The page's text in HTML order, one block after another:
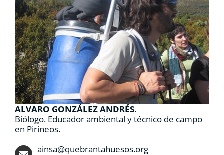
ALVARO GONZÁLEZ ANDRÉS.
Biólogo. Educador ambiental y técnico de campo
en Pirineos.
ainsa@quebrantahuesos.org